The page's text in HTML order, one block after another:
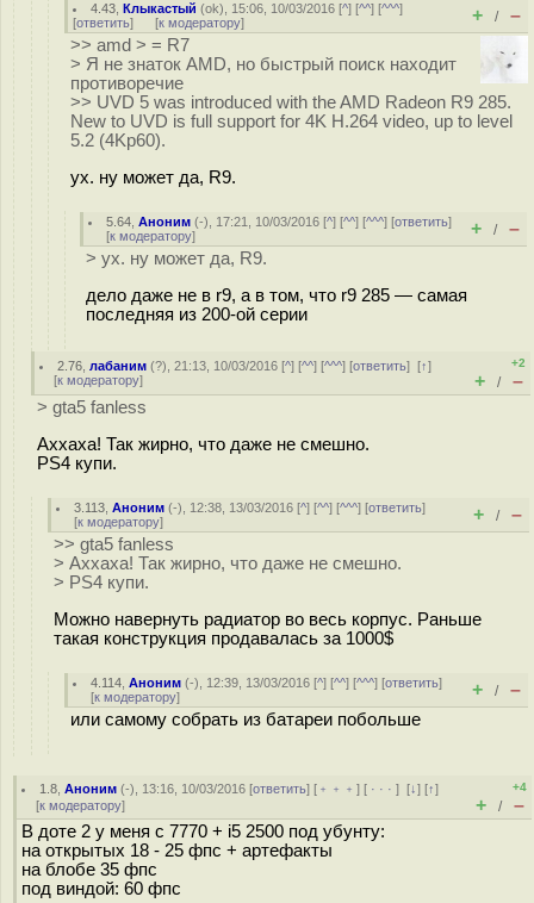
4.43 ,Клыкастый (ok), 15:06, 10/03/2016 [^] [^^] [^^^]
[ответить] [к модератору] + / –
>> amd > = R7
> Я не знаток AMD, но быстрый поиск находит
противоречие
>> UVD 5 was introduced with the AMD Radeon R9 285.
New to UVD is full support for 4K H.264 video, up to level
5.2 (4Kp60).
ух. ну может да, R9.
5.64 ,Аноним (-), 17:21, 10/03/2016 [^] [^^] [^^^] [ответить]
[к модератору] + / –
> ух. ну может да, R9.
дело даже не в r9, а в том, что r9 285 — самая
последняя из 200-ой серии
2.76 ,лабаним (?), 21:13, 10/03/2016 [^] [^^] [^^^] [ответить][↑]
[к модератору]
+2
+ / –
> gta5 fanless
Аххаха! Так жирно, что даже не смешно.
PS4 купи.
3.113 ,Аноним (-), 12:38, 13/03/2016 [^] [^^] [^^^] [ответить]
[к модератору] + / –
>> gta5 fanless
> Аххаха! Так жирно, что даже не смешно.
> PS4 купи.
Можно навернуть радиатор во весь корпус. Раньше
такая конструкция продавалась за 1000$
4.114 ,Аноним (-), 12:39, 13/03/2016 [^] [^^] [^^^] [ответить]
[к модератору] + / –
или самому собрать из батареи побольше
1.8 ,Аноним (-), 13:16, 10/03/2016 [ответить] [ ﹢﹢﹢] [ · · ·][↓] [↑]
[к модератору]
+4
+ / –
В доте 2 у меня с 7770 + i5 2500 под убунту:
на открытых 18 - 25 фпс + артефакты
на блобе 35 фпс
под виндой: 60 фпс